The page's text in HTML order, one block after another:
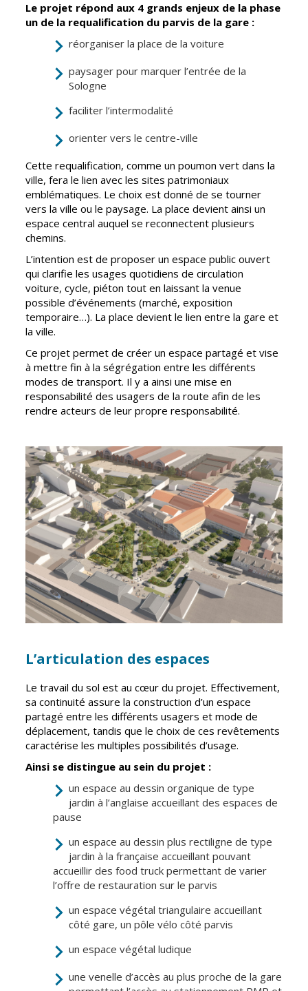
Santé et
solidarité
Conseil
Accueil de jour
L'EHPAD
Autonomie
seniors
Santé
Centre de
santé
Contrat local
de santé
de soins
Pharmacies de
garde
Culture et
Sport
Rollinat
Théâtre Mac-
Nab / La
Décale
Estivales
Ateliers arts
plastiques
Médiathèque
Musée
Not'île
Découvrir
Vierzon
Archives du
Sports
Piscine Charles
Moreira
Équipements
sportifs
Associations
Annuaire des
associations
Démarches
associations
Cadre de vie
Environnement
Propreté et
déchets
Espaces verts
Réglementation
Transports
Tranquillité
publique
Renouvellement
urbain
Vie citoyenne
Assises de la
citoyenneté
Conseils de
Conseil
municipal
d'enfants
Conseil citoyen
Le projet répond aux 4 grands enjeux de la phase
un de la requalification du parvis de la gare :
réorganiser la place de la voiture
paysager pour marquer l’entrée de la
Sologne
faciliter l’intermodalité
orienter vers le centre-ville
Cette requalification, comme un poumon vert dans la
ville, fera le lien avec les sites patrimoniaux
emblématiques. Le choix est donné de se tourner
vers la ville ou le paysage. La place devient ainsi un
espace central auquel se reconnectent plusieurs
chemins.
L’intention est de proposer un espace public ouvert
qui clarifie les usages quotidiens de circulation
voiture, cycle, piéton tout en laissant la venue
possible d’événements (marché, exposition
temporaire…). La place devient le lien entre la gare et
la ville.
Ce projet permet de créer un espace partagé et vise
à mettre fin à la ségrégation entre les différents
modes de transport. Il y a ainsi une mise en
responsabilité des usagers de la route afin de les
rendre acteurs de leur propre responsabilité.
L’articulation des espaces
Le travail du sol est au cœur du projet. Effectivement,
sa continuité assure la construction d’un espace
partagé entre les différents usagers et mode de
déplacement, tandis que le choix de ces revêtements
caractérise les multiples possibilités d’usage.
Ainsi se distingue au sein du projet :
un espace au dessin organique de type
jardin à l’anglaise accueillant des espaces de
pause
un espace au dessin plus rectiligne de type
jardin à la française accueillant pouvant
accueillir des food truck permettant de varier
l’offre de restauration sur le parvis
un espace végétal triangulaire accueillant
côté gare, un pôle vélo côté parvis
un espace végétal ludique
une venelle d’accès au plus proche de la gare